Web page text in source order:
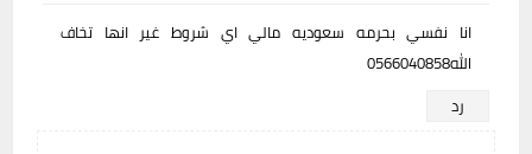
انا نفسي بحرمه سعوديه مالي اي شروط غير انها تخاف
الله0566040858
رد